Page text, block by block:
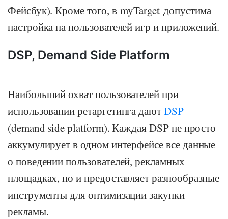
Фейсбук). Кроме того, в myTarget допустима
настройка на пользователей игр и приложений.
DSP, Demand Side Platform
Наибольший охват пользователей при
использовании ретаргетинга даютDSP
(demand side platform). Каждая DSP не просто
аккумулирует в одном интерфейсе все данные
о поведении пользователей, рекламных
площадках, но и предоставляет разнообразные
инструменты для оптимизации закупки
рекламы.